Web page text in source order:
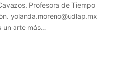
Profesora de Tiempo
yolanda.moreno@udlap.mx
un arte más…